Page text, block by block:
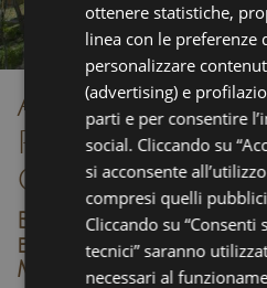
Agriturismo
piscina e
colline di
Benvenuto a
ecostostenibile nel
Montescudo
ottenere statistiche,
linea con le preferenze
personalizzare
(advertising) e
parti e per consentire
social. Cliccando su
si acconsente
compresi quelli
Cliccando su “Consenti
tecnici” saranno
necessari al